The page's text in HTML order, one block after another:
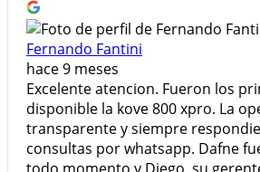
Fernando Fantini
hace 9 meses
Excelente atencion. Fueron los
disponible la kove 800 xpro. La
transparente y siempre
consultas por whatsapp. Dafne